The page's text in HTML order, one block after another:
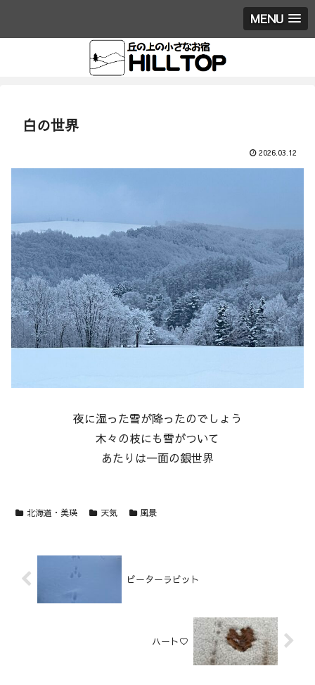
MENU
白の世界
2026.03.12
夜に湿った雪が降ったのでしょう
木々の枝にも雪がついて
あたりは一面の銀世界
北海道・美瑛 天気 風景
ピーターラビット
ハート♡